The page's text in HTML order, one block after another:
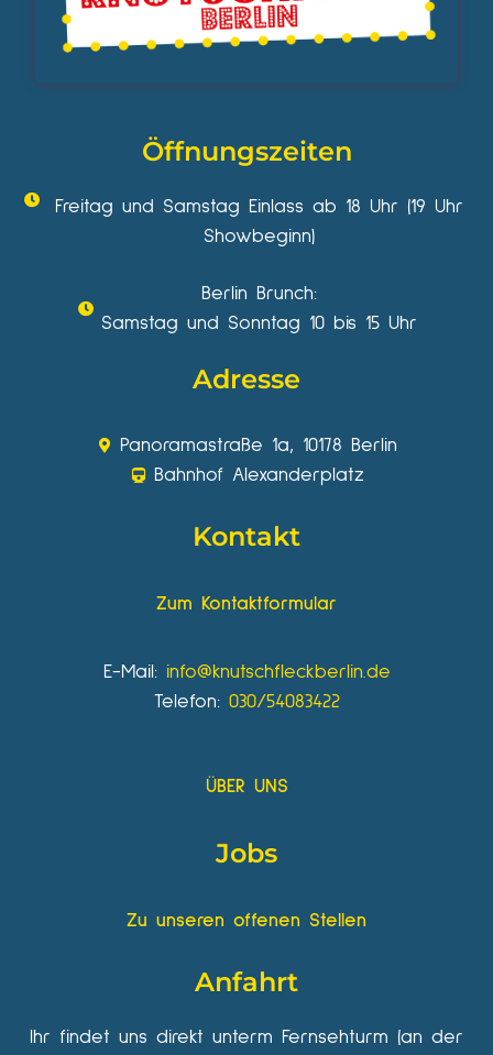
Öffnungszeiten
Freitag und Samstag Einlass ab 18 Uhr (19 Uhr
Showbeginn)
Berlin Brunch:
Samstag und Sonntag 10 bis 15 Uhr
Adresse
Panoramastraße 1a, 10178 Berlin
Bahnhof Alexanderplatz
Kontakt
Zum Kontaktformular
E-Mail: info@knutschfleckberlin.de
Telefon: 030/54083422
ÜBER UNS
Jobs
Zu unseren offenen Stellen
Anfahrt
Ihr findet uns direkt unterm Fernsehturm (an der